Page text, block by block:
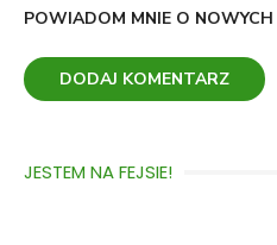
POWIADOM MNIE O
JESTEM NA FEJSIE!